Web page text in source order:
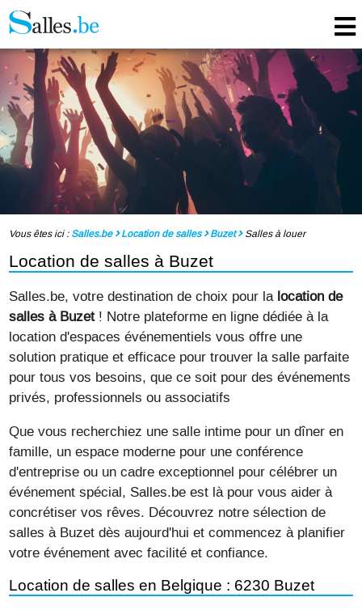
Vous êtes ici : Salles.be Location de salles Buzet Salles à louer
Location de salles à Buzet
Salles.be, votre destination de choix pour la location de
salles à Buzet! Notre plateforme en ligne dédiée à la
location d'espaces événementiels vous offre une
solution pratique et efficace pour trouver la salle parfaite
pour tous vos besoins, que ce soit pour des événements
privés, professionnels ou associatifs
Que vous recherchiez une salle intime pour un dîner en
famille, un espace moderne pour une conférence
d'entreprise ou un cadre exceptionnel pour célébrer un
événement spécial, Salles.be est là pour vous aider à
concrétiser vos rêves. Découvrez notre sélection de
salles à Buzet dès aujourd'hui et commencez à planifier
votre événement avec facilité et confiance.
Location de salles en Belgique : 6230 Buzet